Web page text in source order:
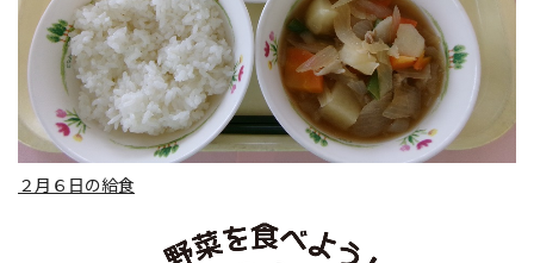
２月６日の給食